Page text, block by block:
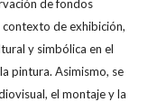
de fondos
de exhibición,
y simbólica en el
pintura. Asimismo, se
el montaje y la